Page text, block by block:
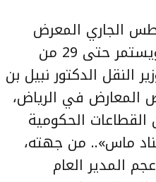
الثلاثاء27 أغسطس الجاري المعرض
الثاني النسائي للسيارات ويستمر حتى 29 من
النقل الدكتور نبيل بن
المعارض في الرياض،
الحكومية
ماس».. من جهته،
المدير العام